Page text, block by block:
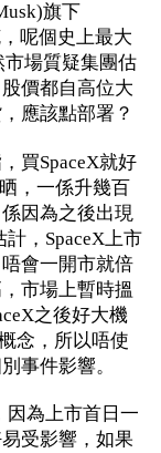
旗下
呢個史上最大
市場質疑集團估
價都自高位大
應該點部署？
買SpaceX就好
，一係升幾百
因為之後出現
，SpaceX上市
會一開市就倍
市場上暫時搵
之後好大機
念，所以唔使
事件影響。
因為上市首日一
受影響，如果